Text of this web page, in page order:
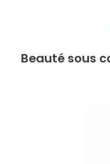
Beauté sous